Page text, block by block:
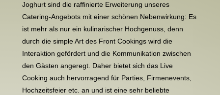
Joghurt sind die raffinierte Erweiterung unseres
Catering-Angebots mit einer schönen Nebenwirkung: Es
ist mehr als nur ein kulinarischer Hochgenuss, denn
durch die simple Art des Front Cookings wird die
Interaktion gefördert und die Kommunikation zwischen
den Gästen angeregt. Daher bietet sich das Live
Cooking auch hervorragend für Parties, Firmenevents,
Hochzeitsfeier etc. an und ist eine sehr beliebte